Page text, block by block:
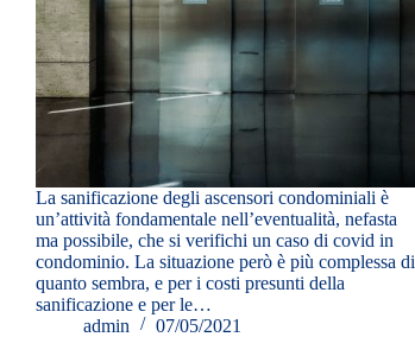
La sanificazione degli ascensori condominiali è
un’attività fondamentale nell’eventualità, nefasta
ma possibile, che si verifichi un caso di covid in
condominio. La situazione però è più complessa di
quanto sembra, e per i costi presunti della
sanificazione e per le…
admin
07/05/2021